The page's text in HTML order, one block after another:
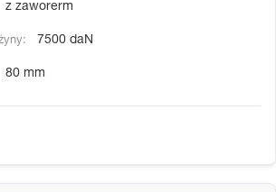
z zaworerm
7500 daN
80 mm